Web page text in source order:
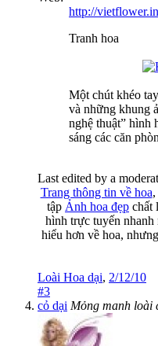
http://
Tranh hoa
Một chút khéo
và những khung
nghệ thuật” hình
sáng các căn
Last edited by a
Trang thông tin về hoa,
tập Ảnh hoa đẹp chất
hình trực tuyến nhanh
hiểu hơn về hoa,
Loài Hoa dại, 2/12/10
#3
cỏ dại Mỏng manh loài